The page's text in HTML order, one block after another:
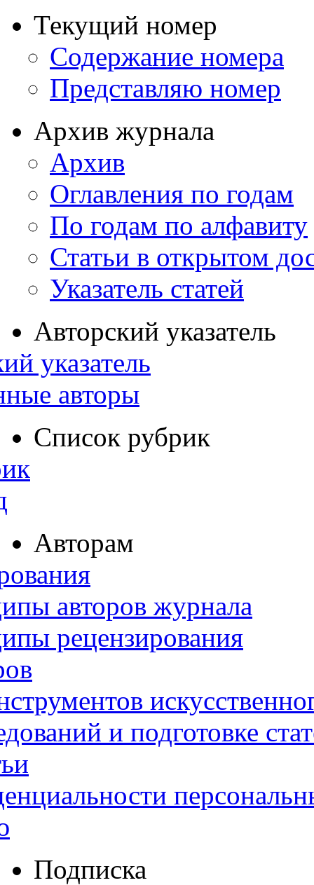
Текущий номер
Содержание номера
Представляю номер
Архив журнала
Архив
Оглавления по годам
По годам по алфавиту
Статьи в открытом
Указатель статей
Авторский указатель
указатель
авторы
Список рубрик
Авторам
авторов журнала
рецензирования
и подготовке
Подписка